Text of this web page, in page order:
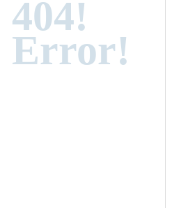
404!
Error!